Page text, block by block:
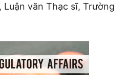
Luận văn Thạc sĩ, Trường